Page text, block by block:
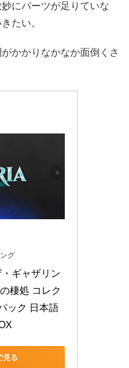
にパーツが足りていな
たい。
かかりなかなか面倒くさ
グ
ギャザリン
棲処 コレク
ック 日本語
見る